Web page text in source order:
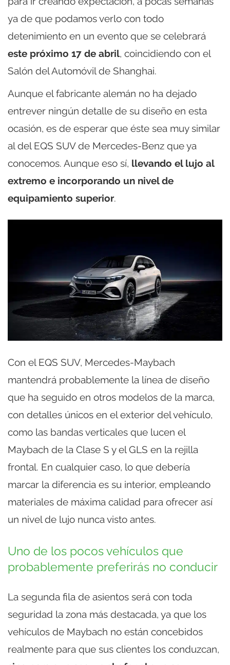
ya de que podamos verlo con todo
detenimiento en un evento que se celebrará
este próximo 17 de abril, coincidiendo con el
Salón del Automóvil de Shanghai.
Aunque el fabricante alemán no ha dejado
entrever ningún detalle de su diseño en esta
ocasión, es de esperar que éste sea muy similar
al del EQS SUV de Mercedes-Benz que ya
conocemos. Aunque eso sí, llevando el lujo al
extremo e incorporando un nivel de
equipamiento superior.
Con el EQS SUV, Mercedes-Maybach
mantendrá probablemente la línea de diseño
que ha seguido en otros modelos de la marca,
con detalles únicos en el exterior del vehículo,
como las bandas verticales que lucen el
Maybach de la Clase S y el GLS en la rejilla
frontal. En cualquier caso, lo que debería
marcar la diferencia es su interior, empleando
materiales de máxima calidad para ofrecer así
un nivel de lujo nunca visto antes.
Uno de los pocos vehículos que
probablemente preferirás no conducir
La segunda fila de asientos será con toda
seguridad la zona más destacada, ya que los
vehículos de Maybach no están concebidos
realmente para que sus clientes los conduzcan,